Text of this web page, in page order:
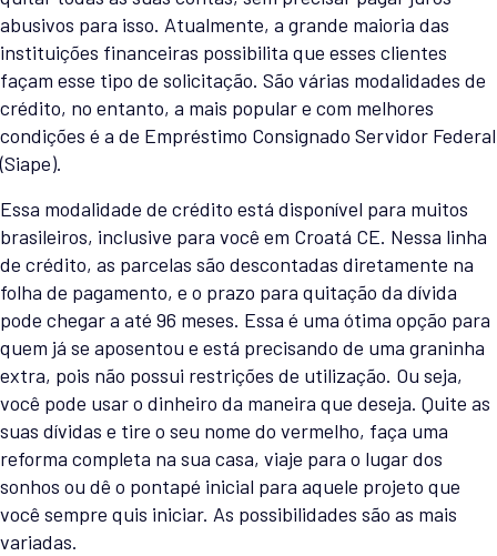
abusivos para isso. Atualmente, a grande maioria das
instituições financeiras possibilita que esses clientes
façam esse tipo de solicitação. São várias modalidades de
crédito, no entanto, a mais popular e com melhores
condições é a de Empréstimo Consignado Servidor Federal
(Siape).
Essa modalidade de crédito está disponível para muitos
brasileiros, inclusive para você em Croatá CE. Nessa linha
de crédito, as parcelas são descontadas diretamente na
folha de pagamento, e o prazo para quitação da dívida
pode chegar a até 96 meses. Essa é uma ótima opção para
quem já se aposentou e está precisando de uma graninha
extra, pois não possui restrições de utilização. Ou seja,
você pode usar o dinheiro da maneira que deseja. Quite as
suas dívidas e tire o seu nome do vermelho, faça uma
reforma completa na sua casa, viaje para o lugar dos
sonhos ou dê o pontapé inicial para aquele projeto que
você sempre quis iniciar. As possibilidades são as mais
variadas.